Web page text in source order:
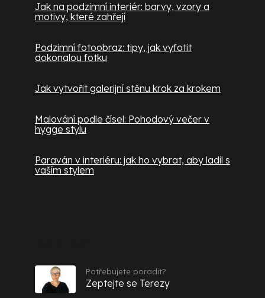
Jak na podzimní interiér: barvy, vzory a
motivy, které zahřejí
Podzimní fotoobraz: tipy, jak vyfotit
dokonalou fotku
Jak vytvořit galerijní stěnu krok za krokem
Malování podle čísel: Pohodový večer v
hygge stylu
Paraván v interiéru: jak ho vybrat, aby ladil s
vaším stylem
Potřebujete poradit?
Zeptejte se Terezy